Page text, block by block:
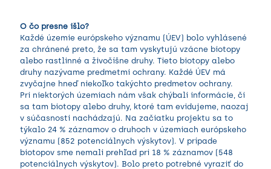
O čo presne išlo?
Každé územie európskeho významu (ÚEV) bolo vyhlásené
za chránené preto, že sa tam vyskytujú vzácne biotopy
alebo rastlinné a živočíšne druhy. Tieto biotopy alebo
druhy nazývame predmetmi ochrany. Každé ÚEV má
zvyčajne hneď niekoľko takýchto predmetov ochrany.
Pri niektorých územiach nám však chýbali informácie, či
sa tam biotopy alebo druhy, ktoré tam evidujeme, naozaj
v súčasnosti nachádzajú. Na začiatku projektu sa to
týkalo 24 % záznamov o druhoch v územiach európskeho
významu (852 potenciálnych výskytov). V prípade
biotopov sme nemali prehľad pri 18 % záznamov (548
potenciálnych výskytov). Bolo preto potrebné vyraziť do